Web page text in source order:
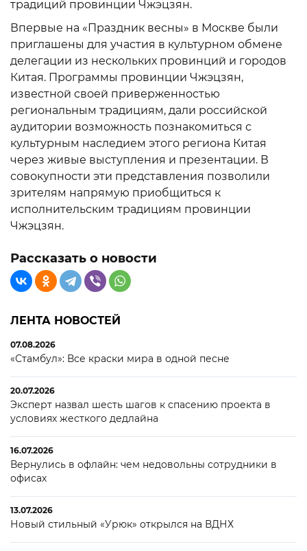
традиций провинции Чжэцзян.
Впервые на «Праздник весны» в Москве были
приглашены для участия в культурном обмене
делегации из нескольких провинций и городов
Китая. Программы провинции Чжэцзян,
известной своей приверженностью
региональным традициям, дали российской
аудитории возможность познакомиться с
культурным наследием этого региона Китая
через живые выступления и презентации. В
совокупности эти представления позволили
зрителям напрямую приобщиться к
исполнительским традициям провинции
Чжэцзян.
Рассказать о новости
ЛЕНТА НОВОСТЕЙ
07.08.2026
«Стамбул»: Все краски мира в одной песне
20.07.2026
Эксперт назвал шесть шагов к спасению проекта в
условиях жесткого дедлайна
16.07.2026
Вернулись в офлайн: чем недовольны сотрудники в
офисах
13.07.2026
Новый стильный «Урюк» открылся на ВДНХ